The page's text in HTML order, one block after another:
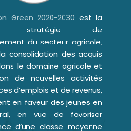
Green 2020-2030 est la
stratégie de
du secteur agricole,
consolidation des acquis
le domaine agricole et
de nouvelles activités
d’emplois et de revenus,
en faveur des jeunes en
en vue de favoriser
d’une classe moyenne